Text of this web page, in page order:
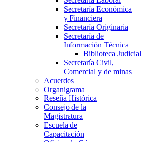
Secretaría Económica
y Financiera
Secretaría Originaria
Secretaría de
Información Técnica
Biblioteca Judicial
Secretaría Civil,
Comercial y de minas
Acuerdos
Organigrama
Reseña Histórica
Consejo de la
Magistratura
Escuela de
Capacitación